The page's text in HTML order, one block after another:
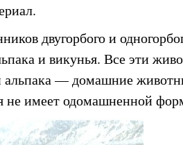
двугорбого и
и викунья. Все эти
— домашние
не имеет одомашненной